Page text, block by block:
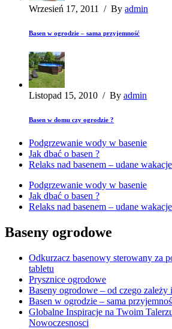
Wrzesień 17, 2011 / By admin
Basen w ogrodzie – sama przyjemność
Listopad 15, 2010 / By admin
Basen w domu czy ogrodzie ?
Podgrzewanie wody w basenie
Jak dbać o basen ?
Relaks nad basenem – udane
Podgrzewanie wody w basenie
Jak dbać o basen ?
Relaks nad basenem – udane
Baseny ogrodowe
Odkurzacz basenowy sterowany za
tabletu
Prysznice ogrodowe
Baseny ogrodowe – od czego zależy
Basen w ogrodzie – sama
Globalne Inspiracje na Twoim
Nowoczesnosci